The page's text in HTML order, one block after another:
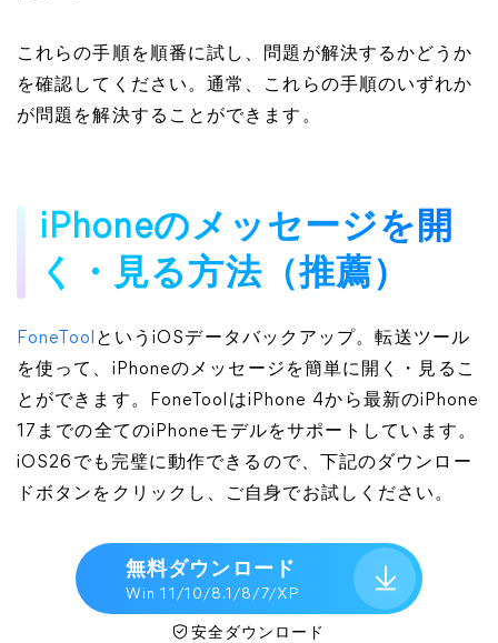
これらの手順を順番に試し、問題が解決するかどうか
を確認してください。通常、これらの手順のいずれか
が問題を解決することができます。
iPhoneのメッセージを開
く・見る方法（推薦）
FoneTool というiOSデータバックアップ。転送ツール
を使って、iPhoneのメッセージを簡単に開く・見るこ
とができます。FoneToolはiPhone 4から最新のiPhone
17までの全てのiPhoneモデルをサポートしています。
iOS26でも完璧に動作できるので、下記のダウンロー
ドボタンをクリックし、ご自身でお試しください。
無料ダウンロード
Win 11/10/8.1/8/7/XP
安全ダウンロード